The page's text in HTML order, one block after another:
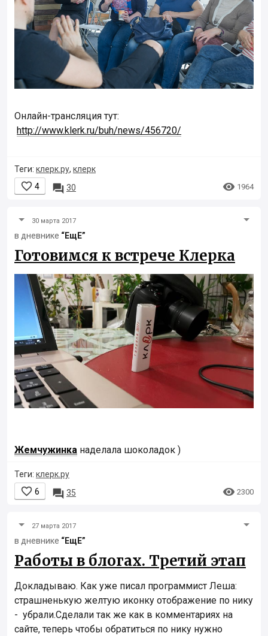
Онлайн-трансляция тут:
http://www.klerk.ru/buh/news/456720/
Теги: клерк.ру, клерк
 4  30  1964
30 марта 2017
в дневнике “ЕщЕ”
Готовимся к встрече Клерка
Жемчужинка наделала шоколадок )
Теги: клерк.ру
 6  35  2300
27 марта 2017
в дневнике “ЕщЕ”
Работы в блогах. Третий этап
Докладываю. Как уже писал программист Леша:
страшненькую желтую иконку отображение по нику
- убрали.Сделали так же как в комментариях на
сайте, теперь чтобы обратиться по нику нужно